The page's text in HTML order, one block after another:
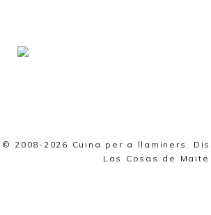
© 2008-2026 Cuina per a llaminers .
Las Cosas de Maite